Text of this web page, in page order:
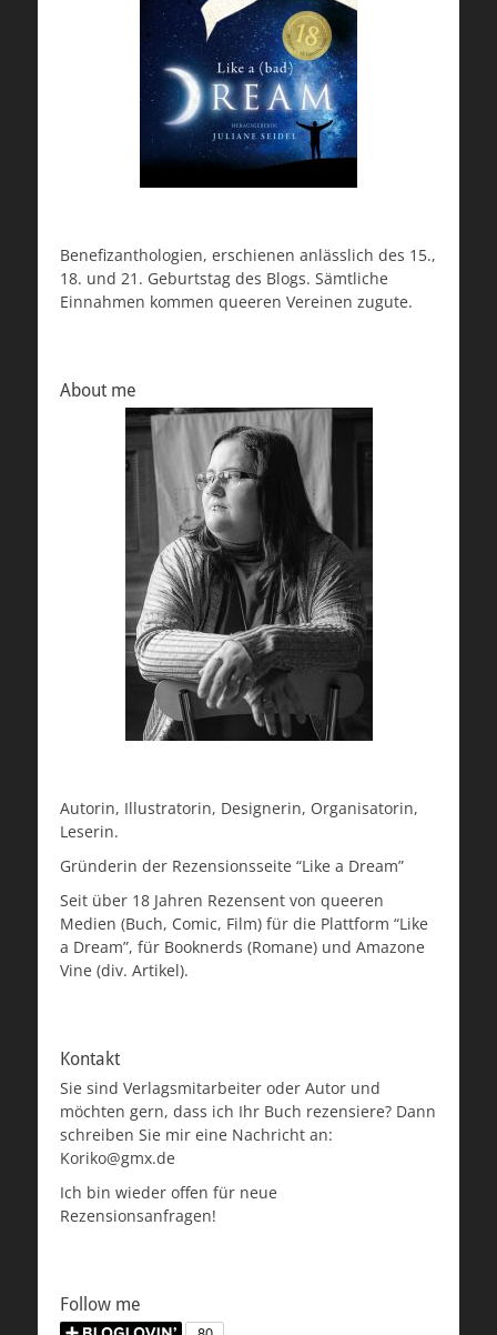
Benefizanthologien, erschienen anlässlich des 15.,
18. und 21. Geburtstag des Blogs. Sämtliche
Einnahmen kommen queeren Vereinen zugute.
About me
Autorin, Illustratorin, Designerin, Organisatorin,
Leserin.
Gründerin der Rezensionsseite “Like a Dream”
Seit über 18 Jahren Rezensent von queeren
Medien (Buch, Comic, Film) für die Plattform “Like
a Dream”, für Booknerds (Romane) und Amazone
Vine (div. Artikel).
Kontakt
Sie sind Verlagsmitarbeiter oder Autor und
möchten gern, dass ich Ihr Buch rezensiere? Dann
schreiben Sie mir eine Nachricht an:
Koriko@gmx.de
Ich bin wieder offen für neue
Rezensionsanfragen!
Follow me